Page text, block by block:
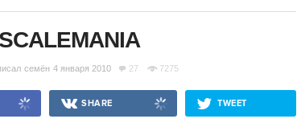
семён 4 января 2010 27 7275
SHARE TWEET